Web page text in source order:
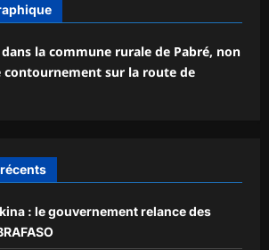
la commune rurale de Pabré, non
contournement sur la route de
: le gouvernement relance des